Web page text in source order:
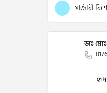
সার্জারী
ডাঃ